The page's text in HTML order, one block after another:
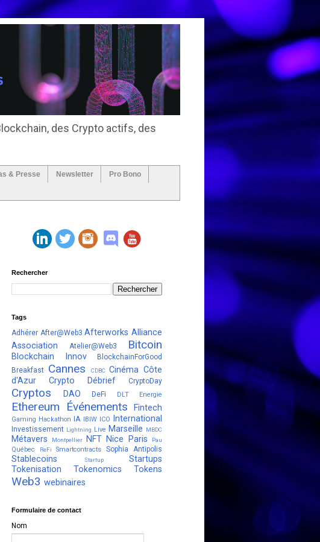
des Crypto actifs, des
& Presse Newsletter Pro Bono
Rechercher
Tags
Adhérer After@Web3 Afterworks Alliance
Association
Atelier@Web3 Bitcoin
Blockchain Innov
BlockchainForGood
Breakfast Cannes CDBC Cinéma Côte
d'Azur
Crypto Débrief CryptoDay
Cryptos DAO DeFi DLT Energie
Ethereum Événements Fintech
Gaming Hackathon IA IBIW ICO International
Investissement Lightning Live Marseille MBDC
Métavers Montpellier NFT Nice Paris Pau
Québec ReFi Smartcontracts Sophia Antipolis
Stablecoins Startup
Startups
Tokenisation
Tokenomics Tokens
Web3 webinaires
Formulaire de contact
Nom